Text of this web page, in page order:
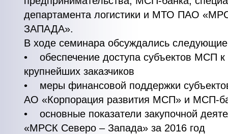
департамента логистики и МТО ПАО
ЗАПАДА».
В ходе семинара обсуждались
• обеспечение доступа субъектов МСП к
крупнейших заказчиков
• меры финансовой поддержки
АО «Корпорация развития МСП» и МСП-
• основные показатели закупочной
«МРСК Северо – Запада» за 2016 год